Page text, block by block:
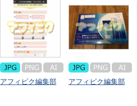
アフィピク編集部 アフィピク編集部